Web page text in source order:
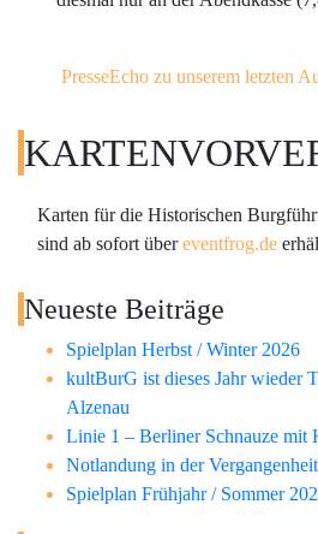
PresseEcho zu unserem letzten
Karten für die Historischen
sind ab sofort übereventfrog.de
Neueste Beiträge
Spielplan Herbst / Winter 2026
kultBurG ist dieses Jahr wieder
Alzenau
Linie 1 – Berliner Schnauze mit
Notlandung in der Vergangenheit
Spielplan Frühjahr / Sommer